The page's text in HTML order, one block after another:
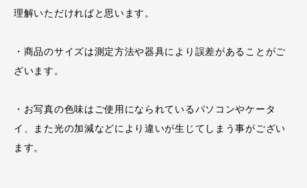
理解いただければと思います。
・商品のサイズは測定方法や器具により誤差があることがご
ざいます。
・お写真の色味はご使用になられているパソコンやケータ
イ、また光の加減などにより違いが生じてしまう事がござい
ます。